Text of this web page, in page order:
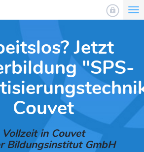
Jetzt
"SPS-
Couvet
Vollzeit in Couvet
Bildungsinstitut GmbH